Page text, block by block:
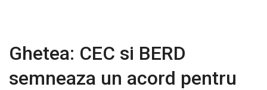
Ghetea: CEC si BERD
semneaza un acord pentru